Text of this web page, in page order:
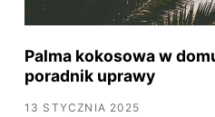
Palma kokosowa w
poradnik uprawy
13 STYCZNIA 2025